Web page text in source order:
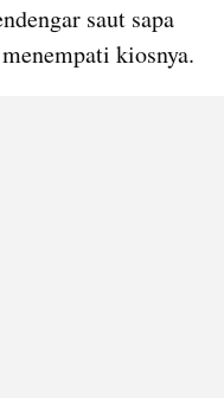
saut sapa
kiosnya.